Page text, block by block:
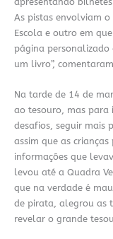
As pistas envolviam
Escola e outro em
página personalizado
um livro”,
Na tarde de 14 de
ao tesouro, mas para
desafios, seguir mais
assim que as
informações que
levou até a Quadra
que na verdade é
de pirata, alegrou as
revelar o grande